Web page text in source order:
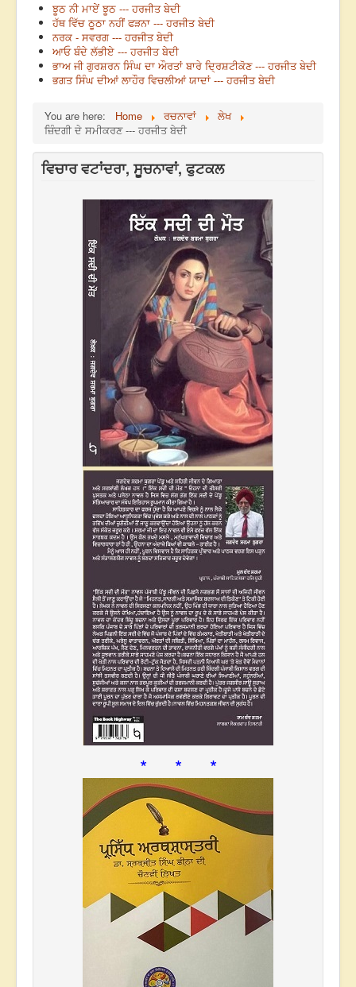
ਝੂਠ ਨੀ ਮਾਏਂ ਝੂਠ --- ਹਰਜੀਤ ਬੇਦੀ
ਹੱਥ ਵਿੱਚ ਠੂਠਾ ਨਹੀਂ ਫੜਨਾ --- ਹਰਜੀਤ ਬੇਦੀ
ਨਰਕ - ਸਵਰਗ --- ਹਰਜੀਤ ਬੇਦੀ
ਆਓ ਬੰਦੇ ਲੱਭੀਏ --- ਹਰਜੀਤ ਬੇਦੀ
ਭਾਅ ਜੀ ਗੁਰਸ਼ਰਨ ਸਿੰਘ ਦਾ ਔਰਤਾਂ ਬਾਰੇ ਦ੍ਰਿਸ਼ਟੀਕੋਣ --- ਹਰਜੀਤ ਬੇਦੀ
ਭਗਤ ਸਿੰਘ ਦੀਆਂ ਲਾਹੌਰ ਵਿਚਲੀਆਂ ਯਾਦਾਂ --- ਹਰਜੀਤ ਬੇਦੀ
You are here: Home ਰਚਨਾਵਾਂ
ਲੇਖ
ਜ਼ਿੰਦਗੀ ਦੇ ਸਮੀਕਰਣ --- ਹਰਜੀਤ ਬੇਦੀ
ਵਿਚਾਰ ਵਟਾਂਦਰਾ, ਸੂਚਨਾਵਾਂ, ਫੁਟਕਲ
* * *